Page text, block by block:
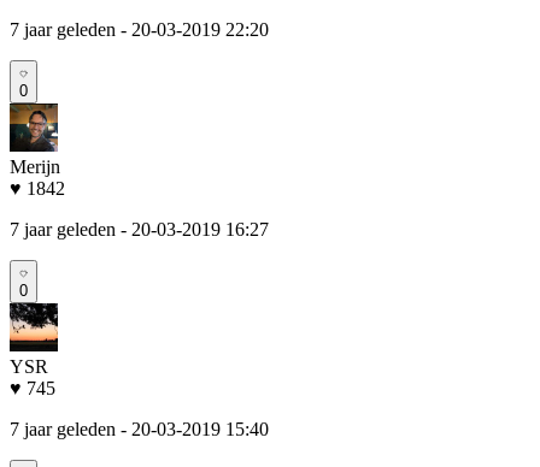
7 jaar geleden - 20-03-2019 22:20
0
Merijn
♥ 1842
7 jaar geleden - 20-03-2019 16:27
0
YSR
♥ 745
7 jaar geleden - 20-03-2019 15:40